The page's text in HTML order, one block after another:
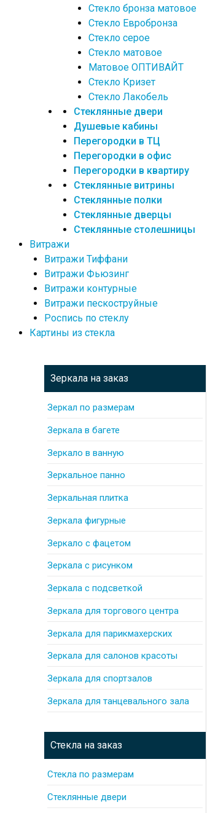
Стекло бронза матовое
Стекло Евробронза
Стекло серое
Стекло матовое
Матовое ОПТИВАЙТ
Стекло Кризет
Стекло Лакобель
Стеклянные двери
Душевые кабины
Перегородки в ТЦ
Перегородки в офис
Перегородки в квартиру
Стеклянные витрины
Стеклянные полки
Стеклянные дверцы
Стеклянные столешницы
Витражи
Витражи Тиффани
Витражи Фьюзинг
Витражи контурные
Витражи пескоструйные
Роспись по стеклу
Картины из стекла
Зеркала на заказ
Зеркал по размерам
Зеркала в багете
Зеркало в ванную
Зеркальное панно
Зеркальная плитка
Зеркала фигурные
Зеркало с фацетом
Зеркала с рисунком
Зеркала с подсветкой
Зеркала для торгового центра
Зеркала для парикмахерских
Зеркала для салонов красоты
Зеркала для спортзалов
Зеркала для танцевального зала
Стекла на заказ
Стекла по размерам
Стеклянные двери